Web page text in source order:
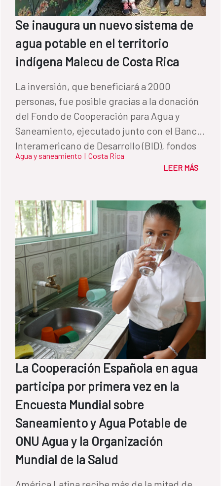
Se inaugura un nuevo sistema de
agua potable en el territorio
indígena Malecu de Costa Rica
La inversión, que beneficiará a 2000
personas, fue posible gracias a la donación
del Fondo de Cooperación para Agua y
Saneamiento, ejecutado junto con el Banco
Interamericano de Desarrollo (BID), fondos
del Gobierno de Costa Rica y el aporte de
Agua y saneamiento | Costa Rica
LEER MÁS
La Cooperación Española en agua
participa por primera vez en la
Encuesta Mundial sobre
Saneamiento y Agua Potable de
ONU Agua y la Organización
Mundial de la Salud